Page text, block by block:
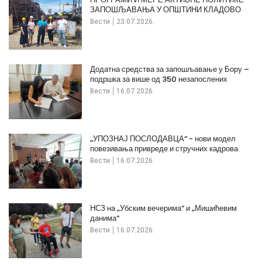
Вести 23.07.2026.
ЗАПОШЉАВАЊА У ОПШТИНИ КЛАДОВО
Вести 16.07.2026.
Додатна средства за запошљавање у Бору –
подршка за више од 350 незапослених
Вести 16.07.2026.
„УПОЗНАЈ ПОСЛОДАВЦА“ - нови модел
повезивања привреде и стручних кадрова
Вести 16.07.2026.
НСЗ на „Убским вечерима“ и „Мишићевим
данима“